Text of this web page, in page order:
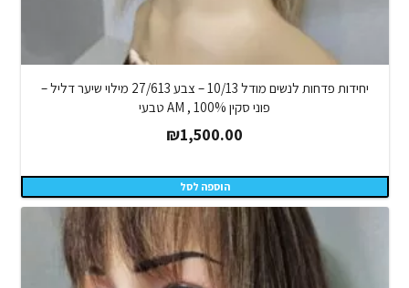
יחידות פדחות לנשים מודל 10/13 – צבע 27/613 מילוי שיער דליל –
פוני סקין AM , 100% טבעי
₪1,500.00
הוספה לסל